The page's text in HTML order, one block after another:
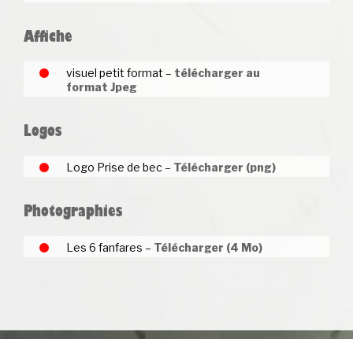
Affiche
visuel petit format – télécharger au
format Jpeg
Logos
Logo Prise de bec – Télécharger (png)
Photographies
Les 6 fanfares – Télécharger (4 Mo)